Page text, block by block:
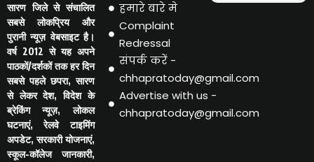
सारण जिले से संचालित
सबसे लोकप्रिय और
पुरानी न्यूज़ वेबसाइट है।
वर्ष 2012 से यह अपने
पाठकों/दर्शकों तक हर दिन
सबसे पहले छपरा, सारण
से लेकर देश, विदेश के
ब्रेकिंग न्यूज़, लोकल
घटनाएं, रेलवे टाइमिंग
अपडेट, सरकारी योजनाएं,
स्कूल-कॉलेज जानकारी,
हमारे बारे मे
Complaint
Redressal
संपर्क करें -
chhapratoday@gmail.com
Advertise with us -
chhapratoday@gmail.com